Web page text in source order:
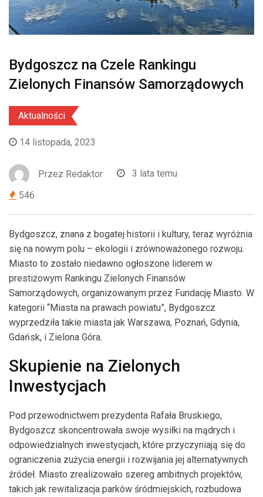
Bydgoszcz na Czele Rankingu
Zielonych Finansów Samorządowych
Aktualności
14 listopada, 2023
Przez Redaktor
3 lata temu
546
Bydgoszcz, znana z bogatej historii i kultury, teraz wyróżnia
się na nowym polu – ekologii i zrównoważonego rozwoju.
Miasto to zostało niedawno ogłoszone liderem w
prestiżowym Rankingu Zielonych Finansów
Samorządowych, organizowanym przez Fundację Miasto. W
kategorii “Miasta na prawach powiatu”, Bydgoszcz
wyprzedziła takie miasta jak Warszawa, Poznań, Gdynia,
Gdańsk, i Zielona Góra.
Skupienie na Zielonych
Inwestycjach
Pod przewodnictwem prezydenta Rafała Bruskiego,
Bydgoszcz skoncentrowała swoje wysiłki na mądrych i
odpowiedzialnych inwestycjach, które przyczyniają się do
ograniczenia zużycia energii i rozwijania jej alternatywnych
źródeł. Miasto zrealizowało szereg ambitnych projektów,
takich jak rewitalizacja parków śródmiejskich, rozbudowa